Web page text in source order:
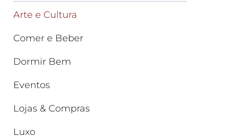
Arte e Cultura
Comer e Beber
Dormir Bem
Eventos
Lojas & Compras
Luxo